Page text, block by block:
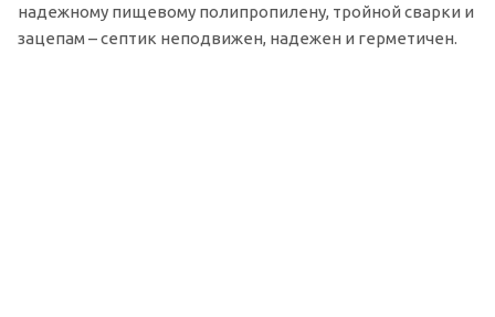
надежному пищевому полипропилену, тройной сварки и
зацепам – септик неподвижен, надежен и герметичен.